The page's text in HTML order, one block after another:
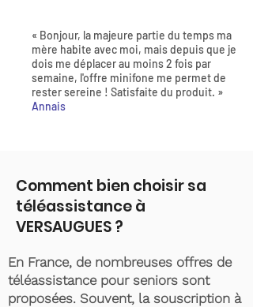
« Bonjour, la majeure partie du temps ma
mère habite avec moi, mais depuis que je
dois me déplacer au moins 2 fois par
semaine, l'offre minifone me permet de
rester sereine ! Satisfaite du produit. »
Annais
Comment bien choisir sa
téléassistance à
VERSAUGUES ?
En France, de nombreuses offres de
téléassistance pour seniors sont
proposées. Souvent, la souscription à